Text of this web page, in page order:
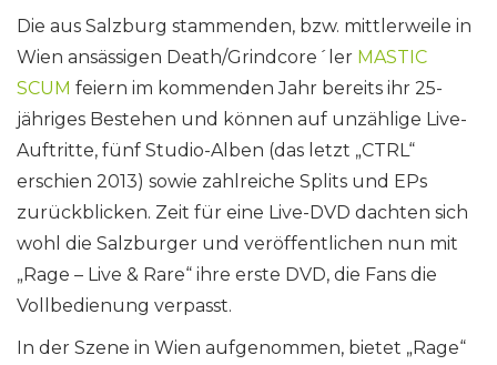
Die aus Salzburg stammenden, bzw. mittlerweile in
Wien ansässigen Death/Grindcore´ler MASTIC
SCUM feiern im kommenden Jahr bereits ihr 25-
jähriges Bestehen und können auf unzählige Live-
Auftritte, fünf Studio-Alben (das letzt „CTRL“
erschien 2013) sowie zahlreiche Splits und EPs
zurückblicken. Zeit für eine Live-DVD dachten sich
wohl die Salzburger und veröffentlichen nun mit
„Rage – Live & Rare“ ihre erste DVD, die Fans die
Vollbedienung verpasst.
In der Szene in Wien aufgenommen, bietet „Rage“